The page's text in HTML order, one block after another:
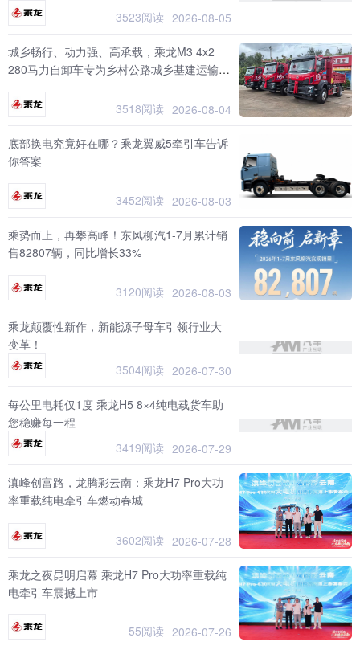
3523阅读 2026-08-05
城乡畅行、动力强、高承载，乘龙M3 4x2
280马力自卸车专为乡村公路城乡基建运输而
3518阅读 2026-08-04
底部换电究竟好在哪？乘龙翼威5牵引车告诉
你答案
3452阅读 2026-08-03
乘势而上，再攀高峰！东风柳汽1-7月累计销
售82807辆，同比增长33%
3120阅读 2026-08-03
乘龙颠覆性新作，新能源子母车引领行业大
变革！
3504阅读 2026-07-30
每公里电耗仅1度 乘龙H5 8×4纯电载货车助
您稳赚每一程
3419阅读 2026-07-29
滇峰创富路，龙腾彩云南：乘龙H7 Pro大功
率重载纯电牵引车燃动春城
3602阅读 2026-07-28
乘龙之夜昆明启幕 乘龙H7 Pro大功率重载纯
电牵引车震撼上市
55阅读 2026-07-26